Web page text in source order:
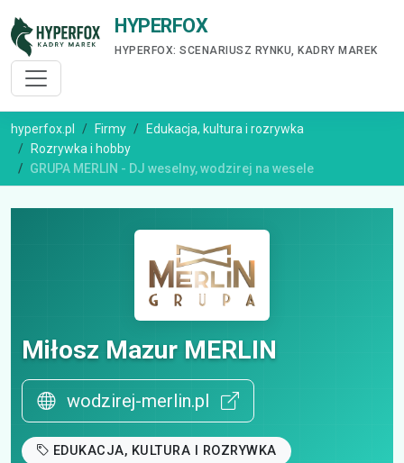
HYPERFOX
HYPERFOX: SCENARIUSZ RYNKU, KADRY MAREK
hyperfox.pl Firmy
Edukacja, kultura i rozrywka
Rozrywka i hobby
GRUPA MERLIN - DJ weselny, wodzirej na wesele
Miłosz Mazur MERLIN
wodzirej-merlin.pl
EDUKACJA, KULTURA I ROZRYWKA